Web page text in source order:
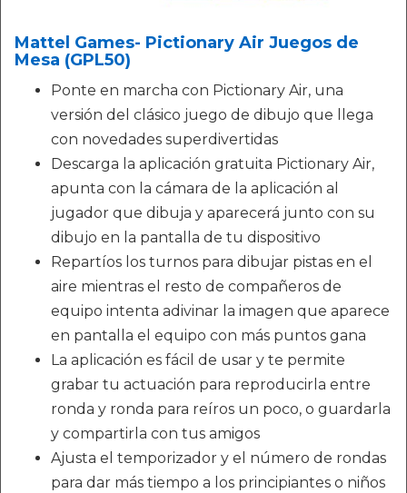
Mattel Games- Pictionary Air Juegos de
Mesa (GPL50)
Ponte en marcha con Pictionary Air, una
versión del clásico juego de dibujo que llega
con novedades superdivertidas
Descarga la aplicación gratuita Pictionary Air,
apunta con la cámara de la aplicación al
jugador que dibuja y aparecerá junto con su
dibujo en la pantalla de tu dispositivo
Repartíos los turnos para dibujar pistas en el
aire mientras el resto de compañeros de
equipo intenta adivinar la imagen que aparece
en pantalla el equipo con más puntos gana
La aplicación es fácil de usar y te permite
grabar tu actuación para reproducirla entre
ronda y ronda para reíros un poco, o guardarla
y compartirla con tus amigos
Ajusta el temporizador y el número de rondas
para dar más tiempo a los principiantes o niños